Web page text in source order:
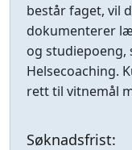
består faget, vil
dokumenterer
og studiepoeng,
Helsecoaching.
rett til vitnemål
Søknadsfrist: